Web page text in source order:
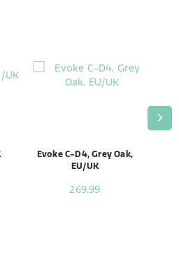
Evoke C-D4, Grey Oak,
EU/UK
269,99